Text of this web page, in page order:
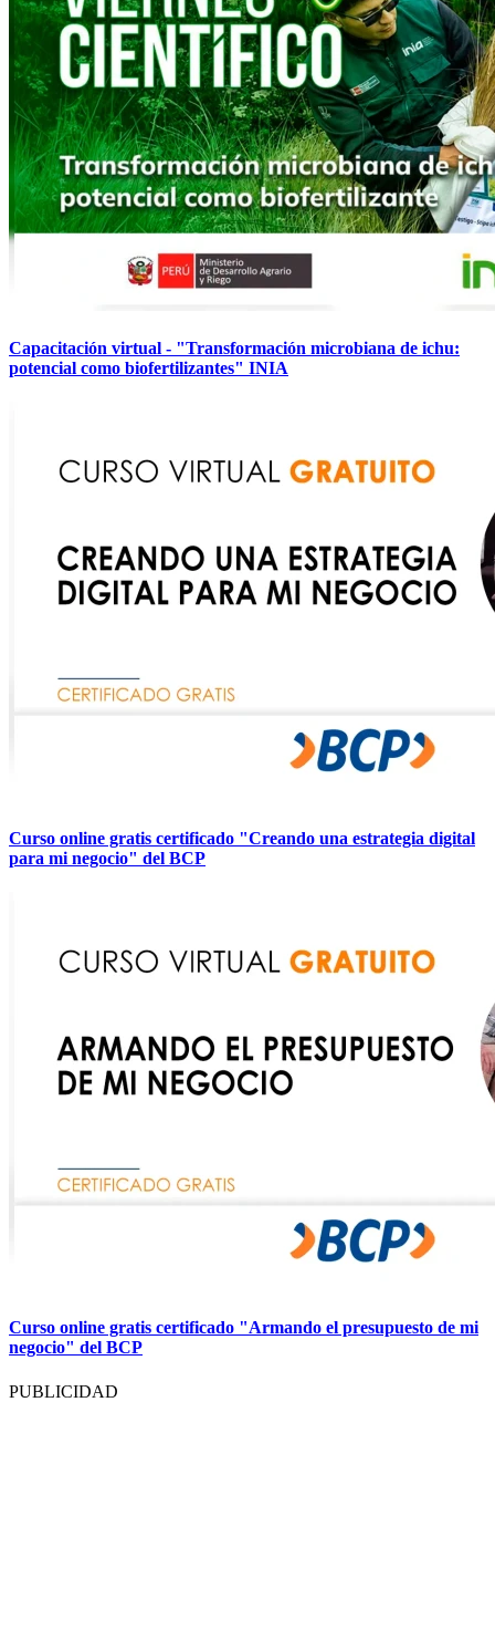
Capacitación virtual - "Transformación microbiana de ichu:
potencial como biofertilizantes" INIA
Curso online gratis certificado "Creando una estrategia digital
para mi negocio" del BCP
Curso online gratis certificado "Armando el presupuesto de mi
negocio" del BCP
PUBLICIDAD